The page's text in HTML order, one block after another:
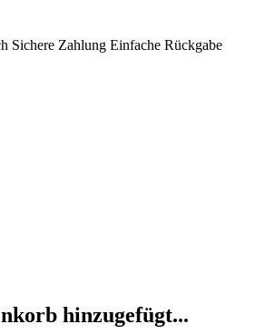
Sichere Zahlung Einfache Rückgabe
hinzugefügt...